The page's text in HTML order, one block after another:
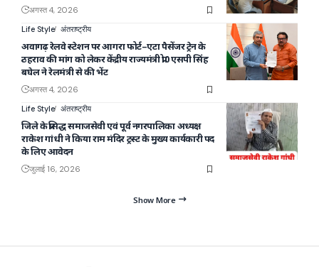
अगस्त 4, 2026
Life Style अंतराष्ट्रीय
अवागढ़ रेलवे स्टेशन पर आगरा फोर्ट–एटा पैसेंजर ट्रेन के
ठहराव की मांग को लेकर केंद्रीय राज्यमंत्री प्रो0 एसपी सिंह
बघेल ने रेलमंत्री से की भेंट
अगस्त 4, 2026
Life Style अंतराष्ट्रीय
जिले के प्रसिद्ध समाजसेवी एवं पूर्व नगरपालिका अध्यक्ष
राकेश गांधी ने किया राम मंदिर ट्रस्ट के मुख्य कार्यकारी पद
के लिए आवेदन
जुलाई 16, 2026
Show More